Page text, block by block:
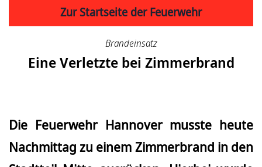
Zur Startseite der Feuerwehr
Brandeinsatz
Eine Verletzte bei Zimmerbrand
Die Feuerwehr Hannover musste heute
Nachmittag zu einem Zimmerbrand in den